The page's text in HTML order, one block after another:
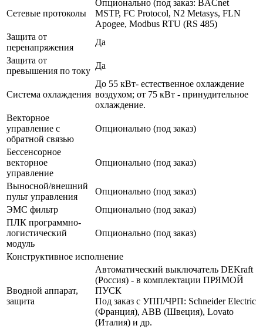
Сетевые протоколы
Опционально (под заказ: BACnet
MSTP, FC Protocol, N2 Metasys, FLN
Apogee, Modbus RTU (RS 485)
Защита от
перенапряжения
Да
Защита от
превышения по току
Да
Система охлаждения
До 55 кВт- естественное охлаждение
воздухом; от 75 кВт - принудительное
охлаждение.
Векторное
управление с
обратной связью
Опционально (под заказ)
Бессенсорное
векторное
управление
Опционально (под заказ)
Выносной/внешний
пульт управления
Опционально (под заказ)
ЭМС фильтр
Опционально (под заказ)
ПЛК программно-
логистический
модуль
Опционально (под заказ)
Конструктивное исполнение
Вводной аппарат,
защита
Автоматический выключатель DEKraft
(Россия) - в комплектации ПРЯМОЙ
ПУСК
Под заказ с УПП/ЧРП: Schneider Electric
(Франция), ABB (Швеция), Lovato
(Италия) и др.